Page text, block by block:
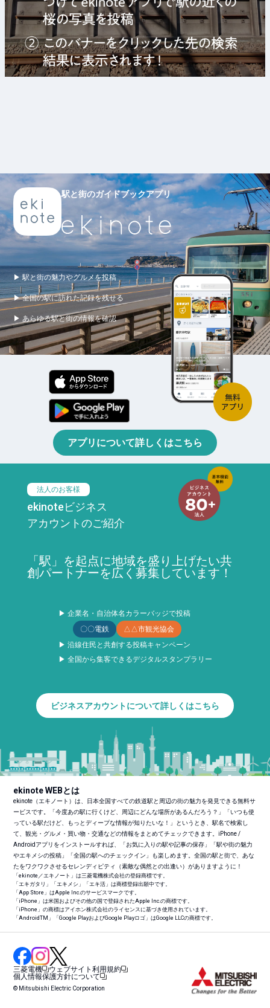
駅と街のガイドブックアプリ
▶ 駅と街の魅力やグルメを投稿
▶ 全国の駅に訪れた記録を残せる
▶ あらゆる駅と街の情報を確認
アプリについて詳しくはこちら
法人のお客様
ekinoteビジネス
アカウントのご紹介
「駅」を起点に地域を盛り上げたい共
創パートナーを広く募集しています！
▶ 企業名・自治体名カラーバッジで投稿
〇〇電鉄
△△市観光協会
▶ 沿線住民と共創する投稿キャンペーン
▶ 全国から集客できるデジタルスタンプラリー
ビジネスアカウントについて詳しくはこちら
ekinote WEBとは
ekinote（エキノート）は、日本全国すべての鉄道駅と周辺の街の魅力を発見できる無料サ
ービスです。「今度あの駅に行くけど、周辺にどんな場所があるんだろう？」「いつも使
っている駅だけど、もっとディープな情報が知りたいな！」というとき、駅名で検索し
て、観光・グルメ・買い物・交通などの情報をまとめてチェックできます。iPhone /
Androidアプリをインストールすれば、「お気に入りの駅や記事の保存」「駅や街の魅力
やエキメシの投稿」「全国の駅へのチェックイン」も楽しめます。全国の駅と街で、あな
たをワクワクさせるセレンディピティ（素敵な偶然との出逢い）がありますように！
「ekinote／エキノート」は三菱電機株式会社の登録商標です。
「エキガタリ」「エキメシ」「エキ活」は商標登録出願中です。
「App Store」はApple Inc.のサービスマークです。
「iPhone」は米国およびその他の国で登録されたApple Inc.の商標です。
「iPhone」の商標はアイホン株式会社のライセンスに基づき使用されています。
「AndroidTM 」「Google PlayおよびGoogle Playロゴ」はGoogle LLCの商標です。
三菱電機
ウェブサイト利用規約
個人情報保護方針について
© Mitsubishi Electric Corporation